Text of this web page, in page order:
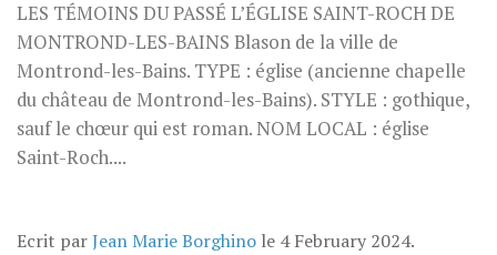
LES TÉMOINS DU PASSÉ L’ÉGLISE SAINT-ROCH DE
MONTROND-LES-BAINS Blason de la ville de
Montrond-les-Bains. TYPE : église (ancienne chapelle
du château de Montrond-les-Bains). STYLE : gothique,
sauf le chœur qui est roman. NOM LOCAL : église
Saint-Roch....
Ecrit parJean Marie Borghino le 4 February 2024.